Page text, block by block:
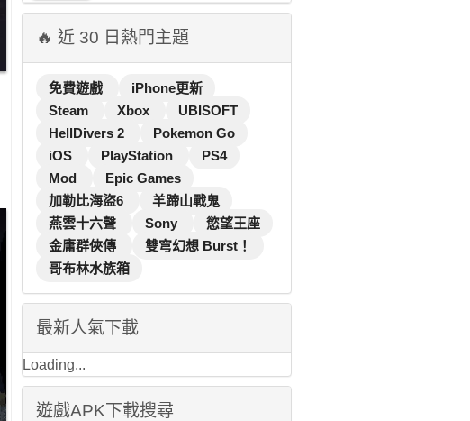
🔥 近 30 日熱門主題
免費遊戲
iPhone更新
Steam
Xbox
UBISOFT
HellDivers 2
Pokemon Go
iOS
PlayStation
PS4
Mod
Epic Games
加勒比海盜6
羊蹄山戰鬼
燕雲十六聲
Sony
慾望王座
金庸群俠傳
雙穹幻想 Burst！
哥布林水族箱
最新人氣下載
Loading...
遊戲APK下載搜尋